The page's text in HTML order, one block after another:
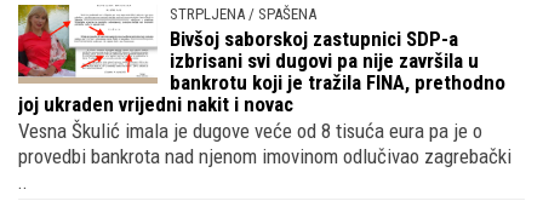
STRPLJENA / SPAŠENA
Bivšoj saborskoj zastupnici SDP-a
izbrisani svi dugovi pa nije završila u
bankrotu koji je tražila FINA, prethodno
joj ukraden vrijedni nakit i novac
Vesna Škulić imala je dugove veće od 8 tisuća eura pa je o
provedbi bankrota nad njenom imovinom odlučivao zagrebački
..